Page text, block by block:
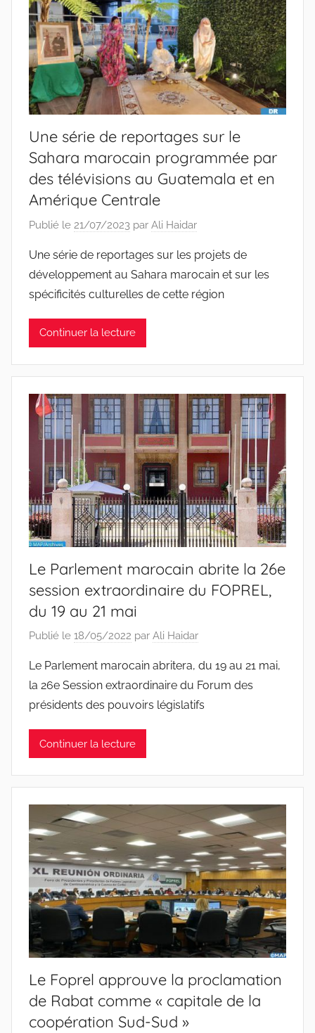
Une série de reportages sur le
Sahara marocain programmée par
des télévisions au Guatemala et en
Amérique Centrale
Publié le 21/07/2023 par Ali Haidar
Une série de reportages sur les projets de
développement au Sahara marocain et sur les
spécificités culturelles de cette région
Continuer la lecture
Le Parlement marocain abrite la 26e
session extraordinaire du FOPREL,
du 19 au 21 mai
Publié le 18/05/2022 par Ali Haidar
Le Parlement marocain abritera, du 19 au 21 mai,
la 26e Session extraordinaire du Forum des
présidents des pouvoirs législatifs
Continuer la lecture
Le Foprel approuve la proclamation
de Rabat comme « capitale de la
coopération Sud-Sud »